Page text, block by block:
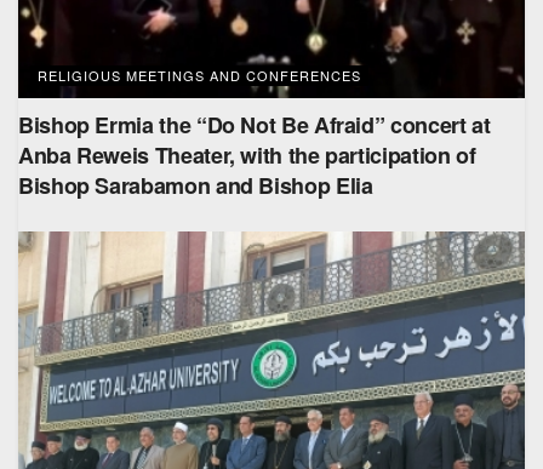
RELIGIOUS MEETINGS AND CONFERENCES
Bishop Ermia the “Do Not Be Afraid” concert at
Anba Reweis Theater, with the participation of
Bishop Sarabamon and Bishop Elia